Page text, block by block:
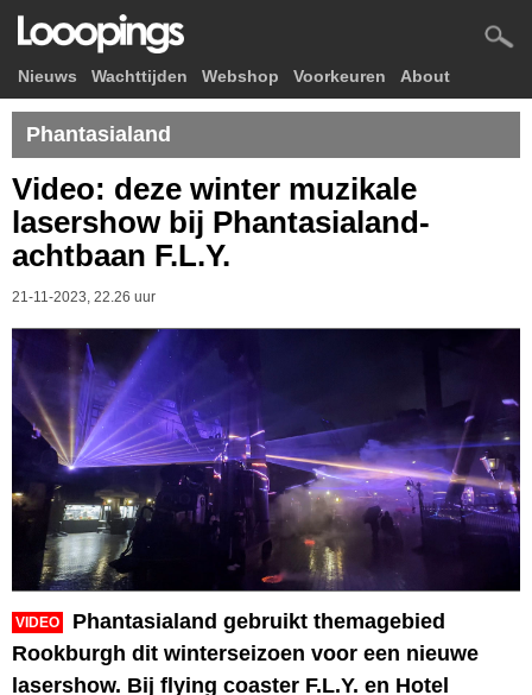
Nieuws Wachttijden Webshop Voorkeuren About
Phantasialand
Video: deze winter muzikale
lasershow bij Phantasialand-
achtbaan F.L.Y.
21-11-2023, 22.26 uur
VIDEO
Phantasialand gebruikt themagebied
Rookburgh dit winterseizoen voor een nieuwe
lasershow. Bij flying coaster F.L.Y. en Hotel